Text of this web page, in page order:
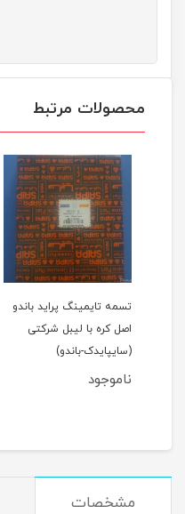
محصولات مرتبط
تسمه تایمینگ پراید باندو
اصل کره با لیبل شرکتی
(سایپایدک-باندو)
ناموجود
مشخصات